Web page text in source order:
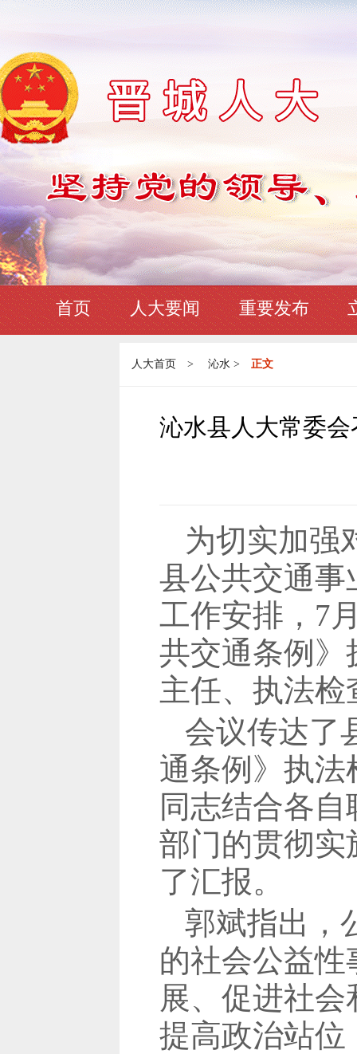
首页 人大要闻 重要发布
人大首页 > 沁水 > 正文
沁水县人大常委
为切实加强
县公共交通事
工作安排，7
共交通条例》
主任、执法
会议传达了
通条例》执
同志结合各
部门的贯彻实
了汇报。
郭斌指出，
的社会公益
展、促进社
提高政治站位